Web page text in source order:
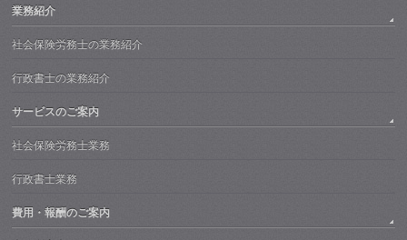
業務紹介
社会保険労務士の業務紹介
行政書士の業務紹介
サービスのご案内
社会保険労務士業務
行政書士業務
費用・報酬のご案内